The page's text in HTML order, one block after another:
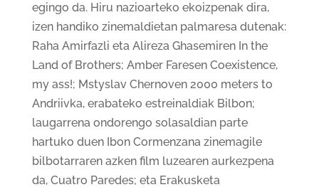
egingo da. Hiru nazioarteko ekoizpenak dira,
izen handiko zinemaldietan palmaresa dutenak:
Raha Amirfazli eta Alireza Ghasemiren In the
Land of Brothers; Amber Faresen Coexistence,
my ass!; Mstyslav Chernoven 2000 meters to
Andriivka, erabateko estreinaldiak Bilbon;
laugarrena ondorengo solasaldian parte
hartuko duen Ibon Cormenzana zinemagile
bilbotarraren azken film luzearen aurkezpena
da, Cuatro Paredes; eta Erakusketa